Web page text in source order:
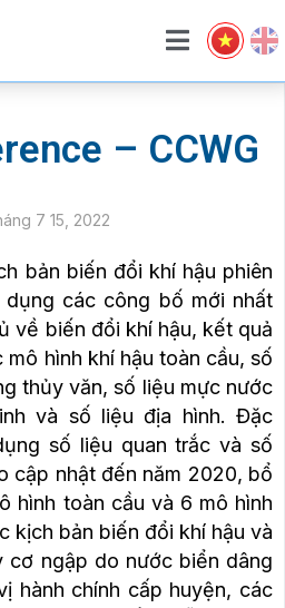
– CCWG
7 15, 2022
bản biến đổi khí hậu phiên
các công bố mới nhất
về biến đổi khí hậu, kết quả
hình khí hậu toàn cầu, số
thủy văn, số liệu mực nước
và số liệu địa hình. Đặc
số liệu quan trắc và số
cập nhật đến năm 2020, bổ
hình toàn cầu và 6 mô hình
kịch bản biến đổi khí hậu và
cơ ngập do nước biển dâng
hành chính cấp huyện, các